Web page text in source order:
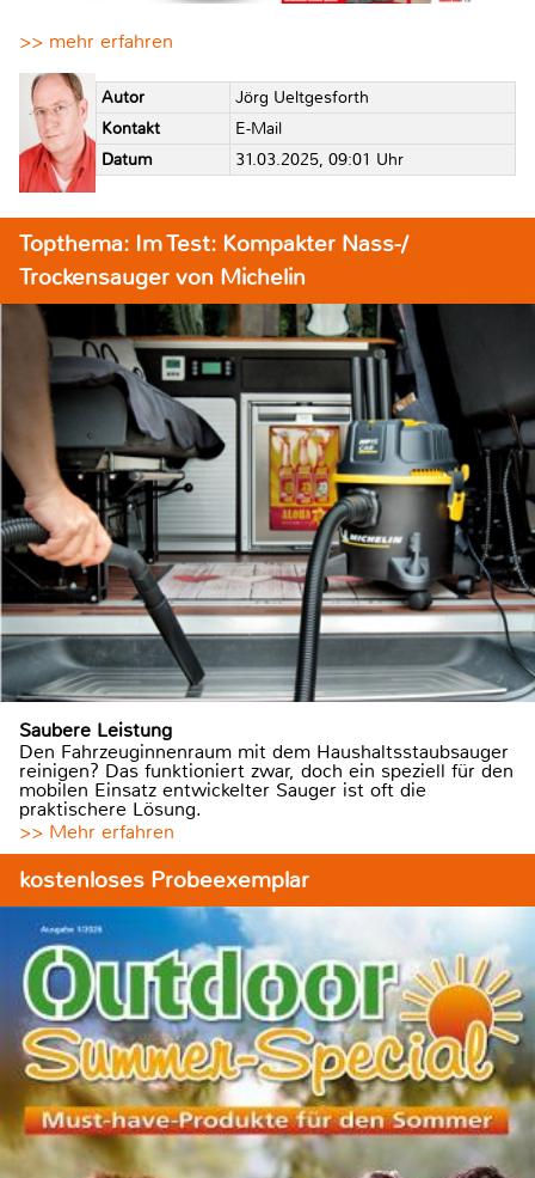
>> mehr erfahren
Autor
Jörg Ueltgesforth
Kontakt
E-Mail
Datum
31.03.2025, 09:01 Uhr
Topthema: Im Test: Kompakter Nass-/
Trockensauger von Michelin
Saubere Leistung
Den Fahrzeuginnenraum mit dem Haushaltsstaubsauger
reinigen? Das funktioniert zwar, doch ein speziell für den
mobilen Einsatz entwickelter Sauger ist oft die
praktischere Lösung.
>> Mehr erfahren
kostenloses Probeexemplar